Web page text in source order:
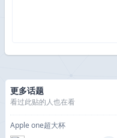
更多话题
看过此贴的人也在看
Apple one超大杯